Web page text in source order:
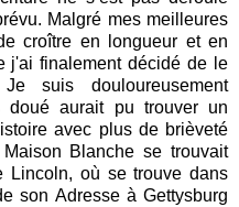
Malgré mes meilleures
croître en longueur et en
j'ai finalement décidé de le
suis douloureusement
doué aurait pu trouver un
avec plus de brièveté
Blanche se trouvait
Lincoln, où se trouve dans
son Adresse à Gettysburg